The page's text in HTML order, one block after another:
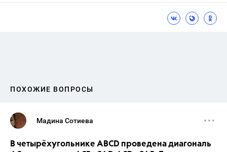
ПОХОЖИЕ ВОПРОСЫ
Мадина Сотиева
В четырёхугольнике ABCD проведена диагональ